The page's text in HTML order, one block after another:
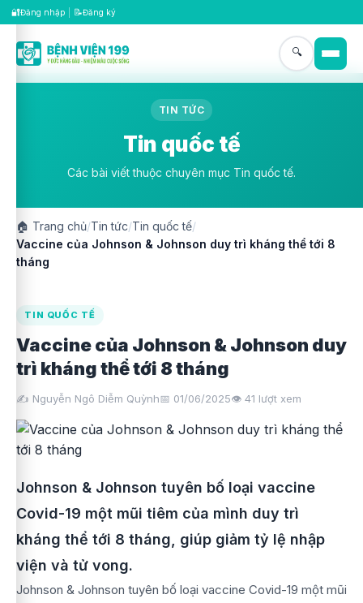
🔐Đăng nhập 📝Đăng ký
🔍
TIN TỨC
Tin quốc tế
Các bài viết thuộc chuyên mục Tin quốc tế.
🏠 Trang chủ/Tin tức/Tin quốc tế/
Vaccine của Johnson & Johnson duy trì kháng thể tới 8
tháng
TIN QUỐC TẾ
Vaccine của Johnson & Johnson duy
trì kháng thể tới 8 tháng
✍️ Nguyễn Ngô Diễm Quỳnh📅 01/06/2025👁️ 41 lượt xem
Johnson & Johnson tuyên bố loại vaccine
Covid-19 một mũi tiêm của mình duy trì
kháng thể tới 8 tháng, giúp giảm tỷ lệ nhập
viện và tử vong.
Johnson & Johnson tuyên bố loại vaccine Covid-19 một mũi